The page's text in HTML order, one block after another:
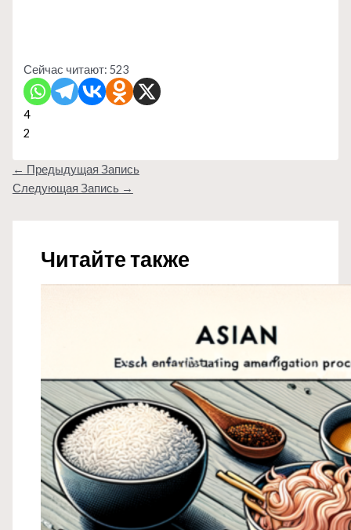
Сейчас читают: 523
4
2
← Предыдущая Запись
Следующая Запись →
Читайте также